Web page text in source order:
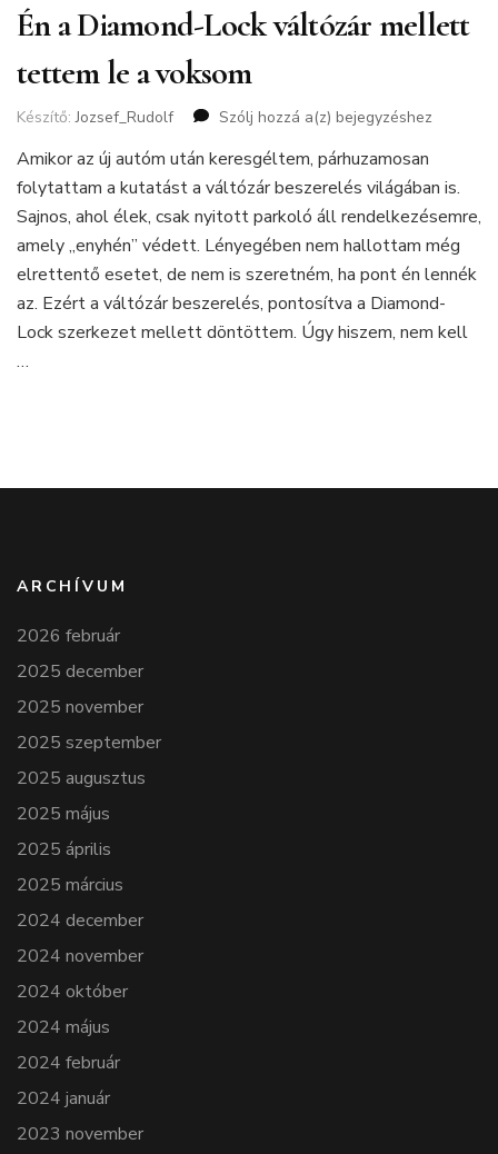
Én a Diamond-Lock váltózár mellett
tettem le a voksom
Készítő:Jozsef_Rudolf Szólj hozzá a(z) Én
Diamond-
Lock
váltózár
tettem
le
a
voksom
bejegyzéshez
Amikor az új autóm után keresgéltem, párhuzamosan
folytattam a kutatást a váltózár beszerelés világában is.
Sajnos, ahol élek, csak nyitott parkoló áll rendelkezésemre,
amely „enyhén” védett. Lényegében nem hallottam még
elrettentő esetet, de nem is szeretném, ha pont én lennék
az. Ezért a váltózár beszerelés, pontosítva a Diamond-
Lock szerkezet mellett döntöttem. Úgy hiszem, nem kell
…
ARCHÍVUM
2026 február
2025 december
2025 november
2025 szeptember
2025 augusztus
2025 május
2025 április
2025 március
2024 december
2024 november
2024 október
2024 május
2024 február
2024 január
2023 november